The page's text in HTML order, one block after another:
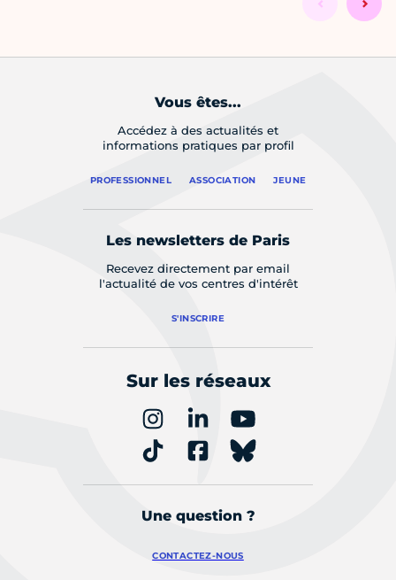
Vous êtes...
Accédez à des actualités et
informations pratiques par profil
PROFESSIONNEL ASSOCIATION JEUNE
Les newsletters de Paris
Recevez directement par email
l'actualité de vos centres d'intérêt
S'INSCRIRE
Sur les réseaux
Une question ?
CONTACTEZ-NOUS